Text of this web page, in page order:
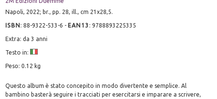
Napoli, 2022; br., pp. 28, ill., cm 21x28,5.
ISBN:88-9322-533-6 - EAN13 :9788893225335
Extra: da 3 anni
Testo in:
Peso: 0.12 kg
Questo album è stato concepito in modo divertente e semplice. Al
bambino basterà seguire i tracciati per esercitarsi e imparare a scrivere,